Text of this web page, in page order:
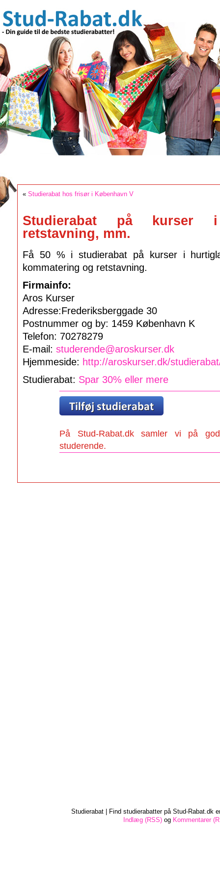
« Studierabat hos frisør i København V
Studierabat på kurser i
retstavning, mm.
Få 50 % i studierabat på kurser i
kommatering og retstavning.
Firmainfo:
Aros Kurser
Adresse:Frederiksberggade 30
Postnummer og by: 1459 København K
Telefon: 70278279
E-mail: studerende@aroskurser.dk
Hjemmeside: http://aroskurser.dk/
Studierabat: Spar 30% eller mere
På Stud-Rabat.dk samler vi på
studerende.
Studierabat | Find studierabatter på Stud-Rabat.dk
Indlæg (RSS) og Kommentarer